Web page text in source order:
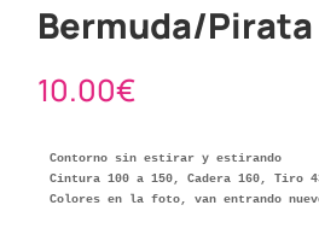
Bermuda/
10.00€
Contorno sin estirar y estirando
Cintura 100 a 150, Cadera 160, Tiro
Colores en la foto, van entrando